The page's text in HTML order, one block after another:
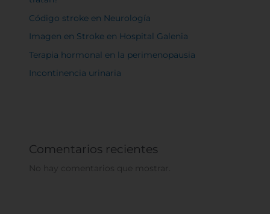
Código stroke en Neurología
Imagen en Stroke en Hospital Galenia
Terapia hormonal en la perimenopausia
Incontinencia urinaria
Comentarios recientes
No hay comentarios que mostrar.